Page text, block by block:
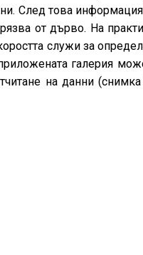
След това
от дърво. На
служи за
галерия
на данни